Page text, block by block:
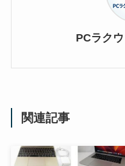
PCラク
関連記事